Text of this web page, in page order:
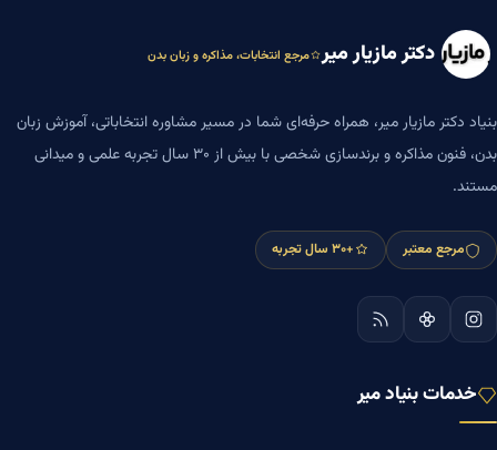
دکتر مازیار میر مرجع انتخابات، مذاکره و زبان بدن
بنیاد دکتر مازیار میر، همراه حرفه‌ای شما در مسیر مشاوره انتخاباتی، آموزش زبان
بدن، فنون مذاکره و برندسازی شخصی با بیش از ۳۰ سال تجربه علمی و میدانی
مستند.
مرجع معتبر +۳۰ سال تجربه
خدمات بنیاد میر